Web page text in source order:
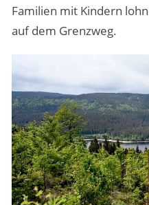
Familien mit Kindern
auf dem Grenzweg.